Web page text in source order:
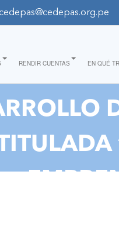
RENDIR CUENTAS EN QUÉ